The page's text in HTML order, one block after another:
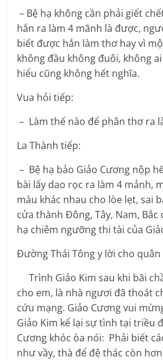
– Bệ hạ không cần phải giết
hắn ra làm 4 mãnh là được,
biết được hắn làm thơ hay vì
không đầu không đuôi, không
hiểu cũng không hết nghĩa.
Vua hỏi tiếp:
– Làm thế nào để phân thơ ra
La Thành tiếp:
– Bệ hạ bảo Giảo Cương nộp
bài lấy dao rọc ra làm 4 mảnh,
màu khác nhau cho lòe lẹt, sai
cửa thành Đông, Tây, Nam,
hạ chiêm ngưỡng thi tài của
Đường Thái Tông y lời cho
Trình Giảo Kim sau khi bãi
cho em, là nhà ngươi đã thoát
cứu mạng. Giảo Cương vui
Giảo Kim kể lại sự tình tại triều
Cương khóc òa nói: Phải biết
như vầy, thà để đệ thác còn